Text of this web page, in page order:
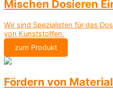
Mischen Dosieren
Wir sind Spezialisten für das
von Kunststoffen.
zum Produkt
Fördern von Material